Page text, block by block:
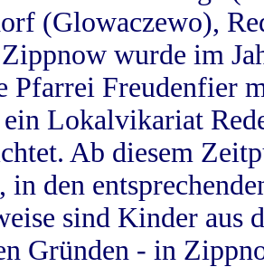
(Glowaczewo),
wurde im
Pfarrei Freudenfier
Lokalvikariat
Ab diesem
in den
sind Kinder aus
Gründen - in